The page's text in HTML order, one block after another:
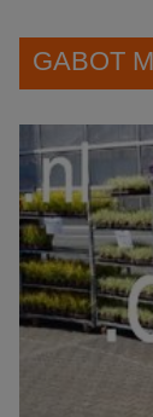
GABOT